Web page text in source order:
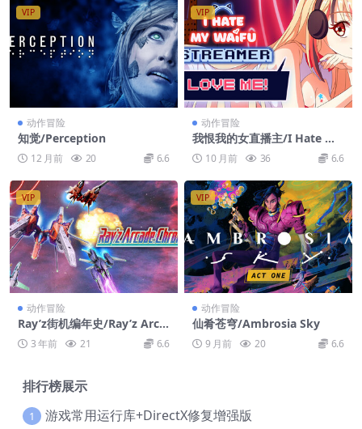
VIP
动作冒险
知觉/Perception
12 月前 20 6.6
VIP
动作冒险
我恨我的女直播主/I Hate My
Waifu Streamer
10 月前 36 6.6
VIP
动作冒险
Ray’z街机编年史/Ray’z Arca
de Chronology
3 年前 21 6.6
VIP
动作冒险
仙肴苍穹/Ambrosia Sky
9 月前 20 6.6
排行榜展示
1 游戏常用运行库+DirectX修复增强版